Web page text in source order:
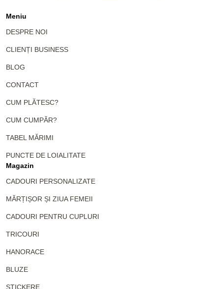
Meniu
DESPRE NOI
CLIENȚI BUSINESS
BLOG
CONTACT
CUM PLĂTESC?
CUM CUMPĂR?
TABEL MĂRIMI
PUNCTE DE LOIALITATE
Magazin
CADOURI PERSONALIZATE
MĂRȚIȘOR ȘI ZIUA FEMEII
CADOURI PENTRU CUPLURI
TRICOURI
HANORACE
BLUZE
STICKERE